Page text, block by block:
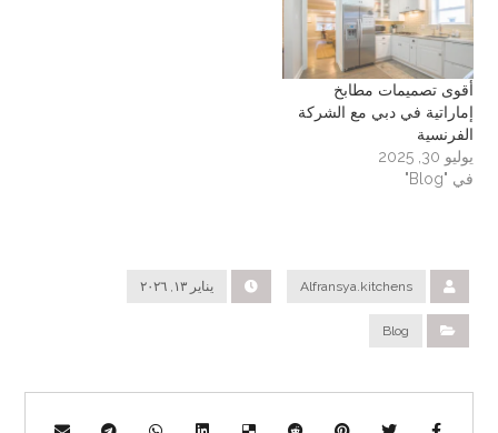
أقوى تصميمات مطابخ
إماراتية في دبي مع الشركة
الفرنسية
يوليو 30, 2025
في "Blog"
Alfransya.kitchens يناير ١٣, ٢٠٢٦
Blog